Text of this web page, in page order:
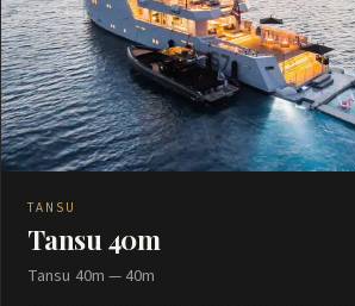
TANSU
Tansu 40m
Tansu 40m — 40m